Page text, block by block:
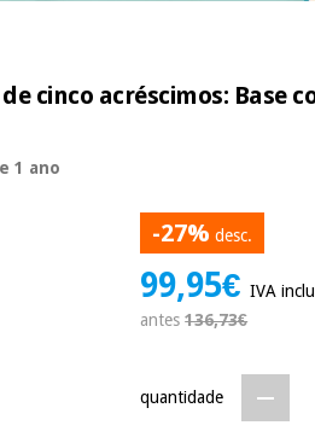
cinco acréscimos:
1 ano
-27% desc.
99,95€IVA
antes136,73€
quantidade